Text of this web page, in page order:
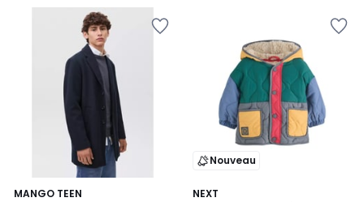
MANGO TEEN
Nouveau
NEXT